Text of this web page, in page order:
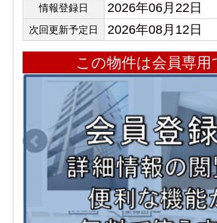
情報登録日 2026年06月22日
次回更新予定日 2026年08月12日
この物件は会員専用